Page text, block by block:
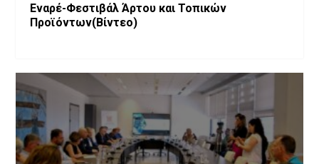
Εναρέ-Φεστιβάλ Άρτου και Τοπικών
Προϊόντων(Βίντεο)